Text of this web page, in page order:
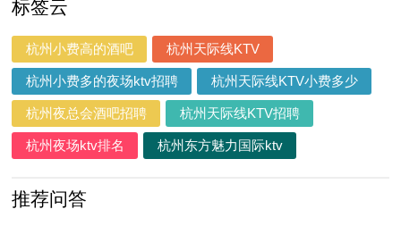
标签云
杭州小费高的酒吧 杭州天际线KTV
杭州小费多的夜场ktv招聘 杭州天际线KTV小费多少
杭州夜总会酒吧招聘 杭州天际线KTV招聘
杭州夜场ktv排名 杭州东方魅力国际ktv
推荐问答